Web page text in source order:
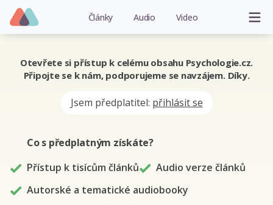
Články Audio Video
Otevřete si přístup k celému obsahu Psychologie.cz.
Připojte se k nám, podporujeme se navzájem. Díky.
Jsem předplatitel: přihlásit se
Co s předplatným získáte?
Přístup k tisícům článků
Audio verze článků
Autorské a tematické audiobooky